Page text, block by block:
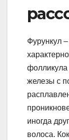
Фурункул
железы с
иногда
волоса.